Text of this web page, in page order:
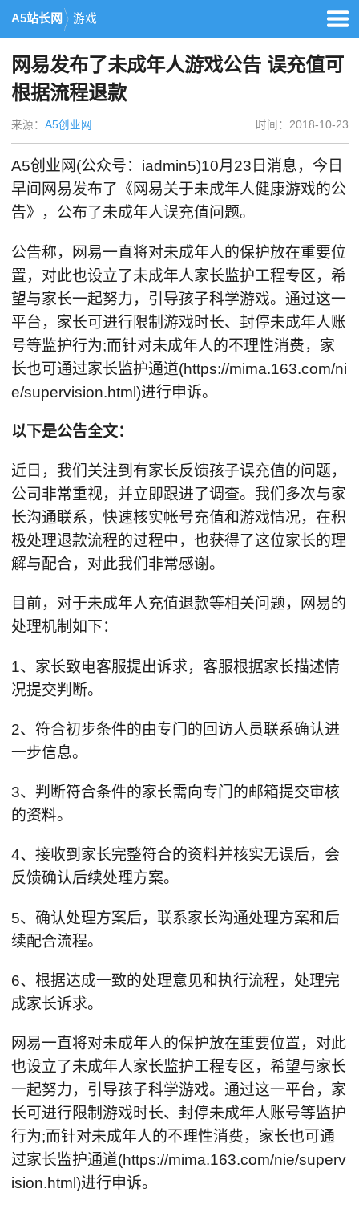
A5站长网 游戏
网易发布了未成年人游戏公告 误充值可
根据流程退款
来源： A5创业网 时间：2018-10-23
A5创业网(公众号：iadmin5)10月23日消息，今日
早间网易发布了《网易关于未成年人健康游戏的公
告》，公布了未成年人误充值问题。
公告称，网易一直将对未成年人的保护放在重要位
置，对此也设立了未成年人家长监护工程专区，希
望与家长一起努力，引导孩子科学游戏。通过这一
平台，家长可进行限制游戏时长、封停未成年人账
号等监护行为;而针对未成年人的不理性消费，家
长也可通过家长监护通道(https://mima.163.com/ni
e/supervision.html)进行申诉。
以下是公告全文：
近日，我们关注到有家长反馈孩子误充值的问题，
公司非常重视，并立即跟进了调查。我们多次与家
长沟通联系，快速核实帐号充值和游戏情况，在积
极处理退款流程的过程中，也获得了这位家长的理
解与配合，对此我们非常感谢。
目前，对于未成年人充值退款等相关问题，网易的
处理机制如下：
1、家长致电客服提出诉求，客服根据家长描述情
况提交判断。
2、符合初步条件的由专门的回访人员联系确认进
一步信息。
3、判断符合条件的家长需向专门的邮箱提交审核
的资料。
4、接收到家长完整符合的资料并核实无误后，会
反馈确认后续处理方案。
5、确认处理方案后，联系家长沟通处理方案和后
续配合流程。
6、根据达成一致的处理意见和执行流程，处理完
成家长诉求。
网易一直将对未成年人的保护放在重要位置，对此
也设立了未成年人家长监护工程专区，希望与家长
一起努力，引导孩子科学游戏。通过这一平台，家
长可进行限制游戏时长、封停未成年人账号等监护
行为;而针对未成年人的不理性消费，家长也可通
过家长监护通道(https://mima.163.com/nie/superv
ision.html)进行申诉。